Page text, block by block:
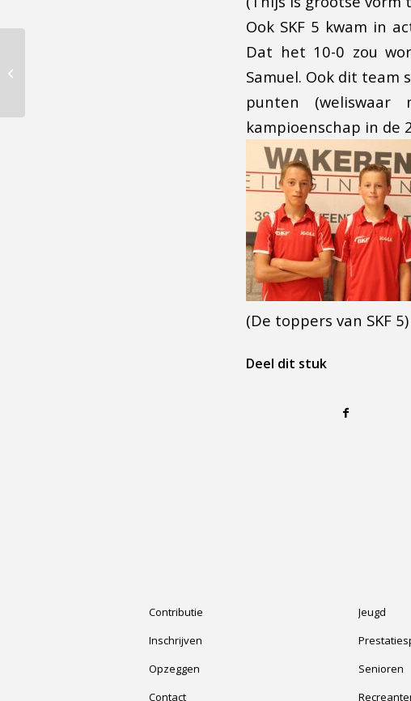
Ook SKF 5 kwam in
Dat het 10-0 zou
Samuel. Ook dit team
punten
kampioenschap in de
(De toppers van SKF 5)
Deel dit stuk
Contributie
Inschrijven
Opzeggen
Contact
Jeugd
Senioren